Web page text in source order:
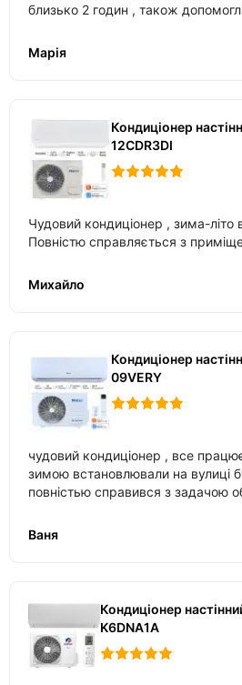
близько 2 годин , також допомогли налаштувати
Марія
Кондиціонер
12CDR3DI
Чудовий кондиціонер , зима-літо
Повністю справляється з
Михайло
Кондиціонер
09VERY
чудовий кондиціонер , все
зимою встановлювали на вулиці
повністью справився з задачою
температури
Ваня
Кондиціонер
K6DNA1A